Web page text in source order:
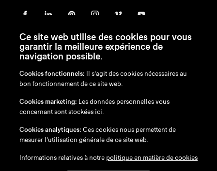
en/nl/fr/de
Exonération de responsabilité
Politique en matière de cookies
Ce site web utilise des cookies pour vous
garantir la meilleure expérience de
navigation possible.
Cookies fonctionnels: Il s'agit des cookies nécessaires au
bon fonctionnement de ce site web.
Cookies marketing: Les données personnelles vous
concernant sont stockées ici.
Cookies analytiques: Ces cookies nous permettent de
mesurer l'utilisation générale de ce site web.
Informations relatives à notre politique en matière de cookies